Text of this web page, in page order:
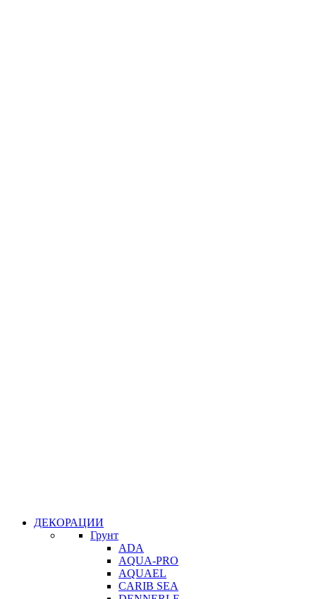
ДЕКОРАЦИИ
Грунт
ADA
AQUA-PRO
AQUAEL
CARIB SEA